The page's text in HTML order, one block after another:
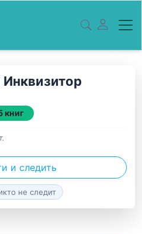
книг
и следить
не следит